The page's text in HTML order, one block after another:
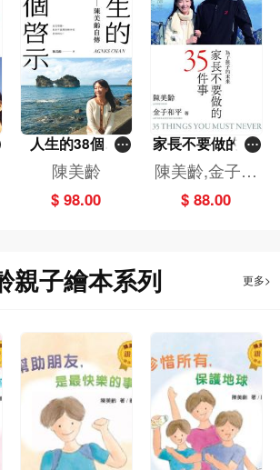
人生的38個啟
示--陳美齡自傳
陳美齡
$ 98.00
家長不要做的35
件事
陳美齡,金子和
平
$ 88.00
親子繪本系列 更多>